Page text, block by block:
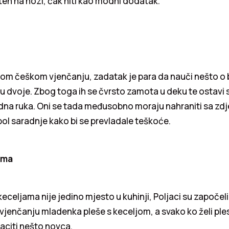
češkom vjenčanju, zadatak je para da nauči nešto o
dvoje. Zbog toga ih se čvrsto zamota u deku te ostavi
ruka. Oni se tada međusobno moraju nahraniti sa
saradnje kako bi se prevladale teškoće.
nije jedino mjesto u kuhinji, Poljaci su
mladenka pleše s keceljom, a svako ko želi
nešto novca.